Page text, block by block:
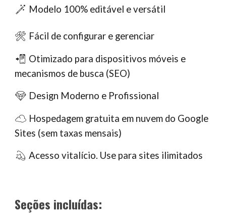
🪄 Modelo 100% editável e versátil
🛠 Fácil de configurar e gerenciar
📲 Otimizado para dispositivos móveis e
mecanismos de busca (SEO)
💎 Design Moderno e Profissional
☁️ Hospedagem gratuita em nuvem do Google
Sites (sem taxas mensais)
💫 Acesso vitalício. Use para sites ilimitados
Seções incluídas: